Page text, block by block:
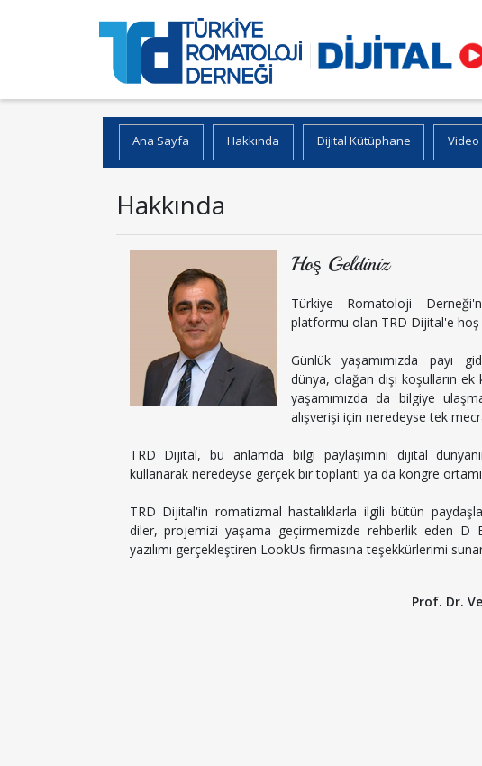
Ana Sayfa Hakkında Dijital Kütüphane
Hakkında
Hoş Geldiniz
Türkiye Romatoloji
platformu olan TRD Dijital'e hoş
Günlük yaşamımızda payı
dünya, olağan dışı koşulların ek
yaşamımızda da bilgiye
alışverişi için neredeyse tek
TRD Dijital, bu anlamda bilgi paylaşımını dijital
kullanarak neredeyse gerçek bir toplantı ya da kongre
TRD Dijital'in romatizmal hastalıklarla ilgili bütün
diler, projemizi yaşama geçirmemizde rehberlik eden D
yazılımı gerçekleştiren LookUs firmasına teşekkürlerimi
Prof. Dr.